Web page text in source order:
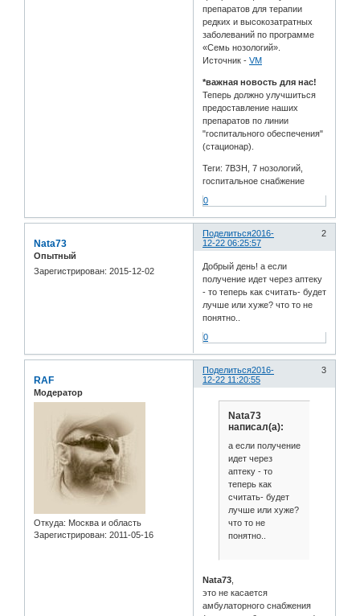
препаратов для терапии
редких и высокозатратных
заболеваний по программе
«Семь нозологий».
Источник -VM
*важная новость для нас!
Теперь должно улучшиться
предоставление наших
препаратов по линии
"госпитального обеспечения"
(стационар).
Теги: 7ВЗН, 7 нозологий,
госпитальное снабжение
0
Поделиться 2
2016-
12-22 06:25:57
Nata73
Опытный
Зарегистрирован: 2015-12-02
Добрый день! а если
получение идет через аптеку
- то теперь как считать- будет
лучше или хуже? что то не
понятно..
0
Поделиться 3
2016-
12-22 11:20:55
RAF
Модератор
Откуда: Москва и область
Зарегистрирован: 2011-05-16
Nata73
написал(а):
а если получение
идет через
аптеку - то
теперь как
считать- будет
лучше или хуже?
что то не
понятно..
Nata73
это не касается
амбулаторного снабжения